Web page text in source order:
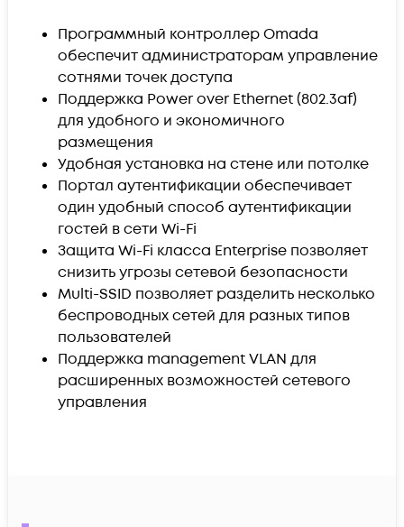
Программный контроллер Omada
обеспечит администраторам управление
сотнями точек доступа
Поддержка Power over Ethernet (802.3af)
для удобного и экономичного
размещения
Удобная установка на стене или потолке
Портал аутентификации обеспечивает
один удобный способ аутентификации
гостей в сети Wi-Fi
Защита Wi-Fi класса Enterprise позволяет
снизить угрозы сетевой безопасности
Multi-SSID позволяет разделить несколько
беспроводных сетей для разных типов
пользователей
Поддержка management VLAN для
расширенных возможностей сетевого
управления